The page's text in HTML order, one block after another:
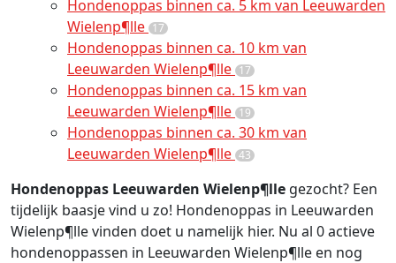
Hondenoppas binnen ca. 5 km van Leeuwarden
Wielenp¶lle 17
Hondenoppas binnen ca. 10 km van
Leeuwarden Wielenp¶lle 17
Hondenoppas binnen ca. 15 km van
Leeuwarden Wielenp¶lle 19
Hondenoppas binnen ca. 30 km van
Leeuwarden Wielenp¶lle 43
Hondenoppas Leeuwarden Wielenp¶lle gezocht? Een
tijdelijk baasje vind u zo! Hondenoppas in Leeuwarden
Wielenp¶lle vinden doet u namelijk hier. Nu al 0 actieve
hondenoppassen in Leeuwarden Wielenp¶lle en nog